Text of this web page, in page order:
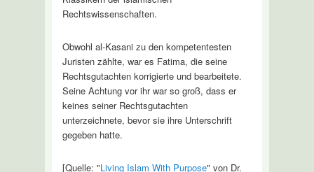
Rechtswissenschaften.
Obwohl al-Kasani zu den kompetentesten
Juristen zählte, war es Fatima, die seine
Rechtsgutachten korrigierte und bearbeitete.
Seine Achtung vor ihr war so groß, dass er
keines seiner Rechtsgutachten
unterzeichnete, bevor sie ihre Unterschrift
gegeben hatte.
[Quelle: "Living Islam With Purpose" von Dr.